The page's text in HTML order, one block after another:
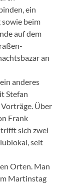
ein
sowie beim
auf dem
an
anderes
Stefan
Über
Frank
sich zwei
seit
Orten. Man
Martinstag